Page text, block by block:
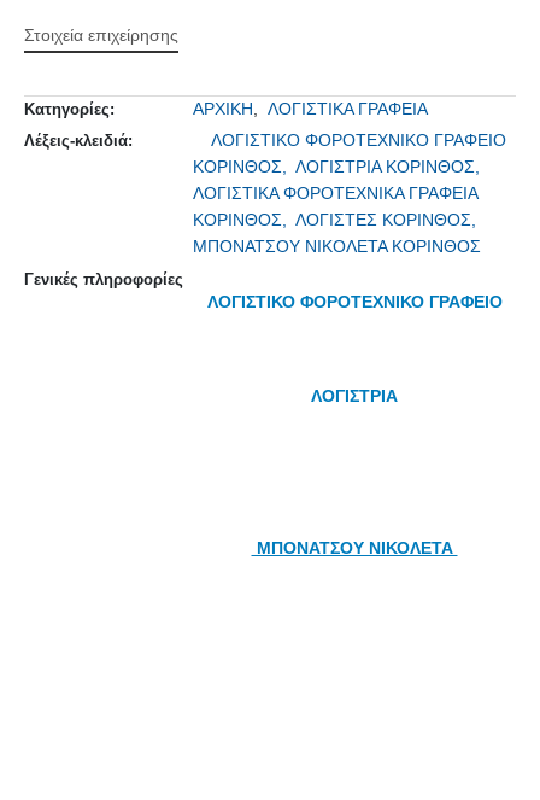
Στοιχεία επιχείρησης
Κατηγορίες: ΑΡΧΙΚΗ, ΛΟΓΙΣΤΙΚΑ ΓΡΑΦΕΙΑ
Λέξεις-κλειδιά:
ΛΟΓΙΣΤΙΚΟ ΦΟΡΟΤΕΧΝΙΚΟ ΓΡΑΦΕΙΟ
ΚΟΡΙΝΘΟΣ, ΛΟΓΙΣΤΡΙΑ ΚΟΡΙΝΘΟΣ,
ΛΟΓΙΣΤΙΚΑ ΦΟΡΟΤΕΧΝΙΚΑ ΓΡΑΦΕΙΑ
ΚΟΡΙΝΘΟΣ, ΛΟΓΙΣΤΕΣ ΚΟΡΙΝΘΟΣ,
ΜΠΟΝΑΤΣΟΥ ΝΙΚΟΛΕΤΑ ΚΟΡΙΝΘΟΣ
Γενικές πληροφορίες
ΛΟΓΙΣΤΙΚΟ ΦΟΡΟΤΕΧΝΙΚΟ ΓΡΑΦΕΙΟ
ΛΟΓΙΣΤΡΙΑ
ΜΠΟΝΑΤΣΟΥ ΝΙΚΟΛΕΤΑ